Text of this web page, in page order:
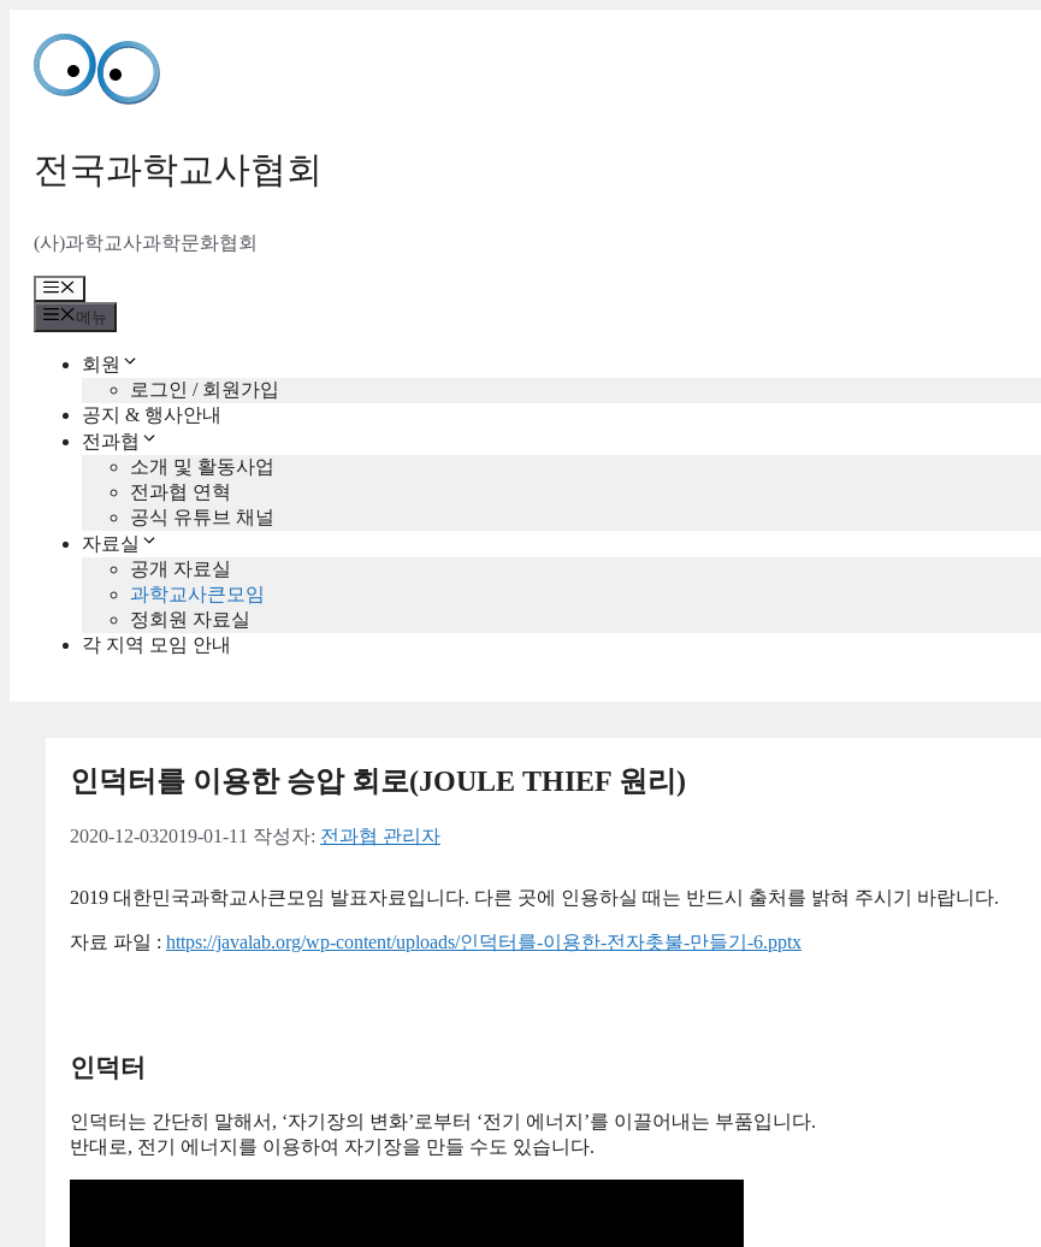
전국과학교사협회
(사)과학교사과학문화협회
메
뉴
메뉴
회원
로그인 / 회원가입
공지 & 행사안내
전과협
소개 및 활동사업
전과협 연혁
공식 유튜브 채널
자료실
공개 자료실
과학교사큰모임
정회원 자료실
각 지역 모임 안내
인덕터를 이용한 승압 회로(JOULE THIEF 원리)
2020-12-032019-01-11 작성자: 전과협 관리자
2019 대한민국과학교사큰모임 발표자료입니다. 다른 곳에 인용하실 때는 반드시 출처를 밝혀 주시기 바랍니다.
자료 파일 : https://javalab.org/wp-content/uploads/인덕터를-이용한-전자촛불-만들기-6.pptx
인덕터
인덕터는 간단히 말해서, ‘자기장의 변화’로부터 ‘전기 에너지’를 이끌어내는 부품입니다.
반대로, 전기 에너지를 이용하여 자기장을 만들 수도 있습니다.